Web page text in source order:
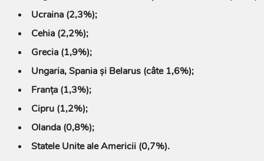
Ucraina (2,3%);
Cehia (2,2%);
Grecia (1,9%);
Ungaria, Spania și Belarus (câte 1,6%);
Franța (1,3%);
Cipru (1,2%);
Olanda (0,8%);
Statele Unite ale Americii (0,7%).